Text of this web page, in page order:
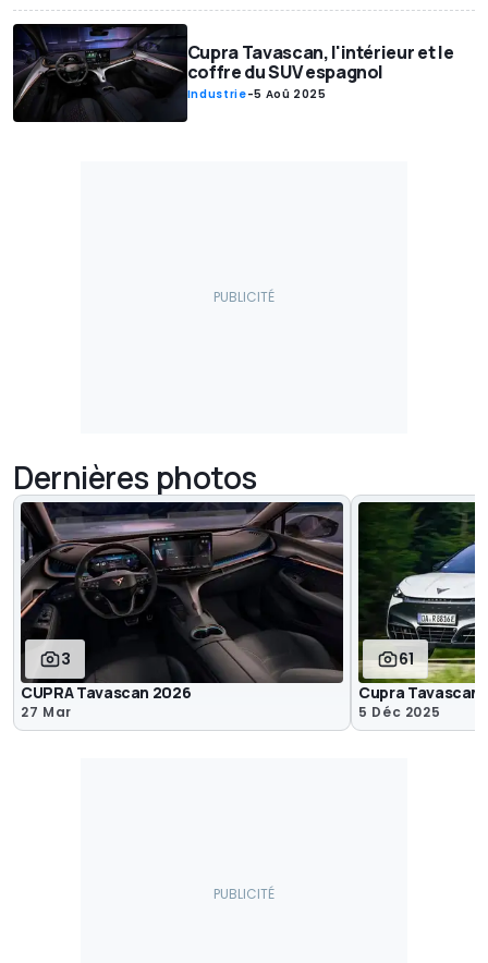
Cupra Tavascan, l'intérieur et le
coffre du SUV espagnol
Industrie-5 Aoû 2025
Dernières photos
3
CUPRA Tavascan 2026
27 Mar
61
Cupra Tavascan
5 Déc 2025